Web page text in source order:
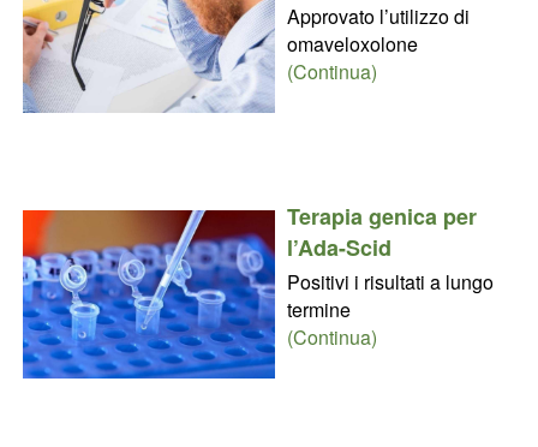
Approvato l’utilizzo di
omaveloxolone
(Continua)
Terapia genica per
l’Ada-Scid
Positivi i risultati a lungo
termine
(Continua)